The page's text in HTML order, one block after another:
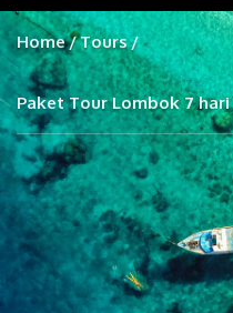
Home Tours
Paket Tour Lombok 7 hari